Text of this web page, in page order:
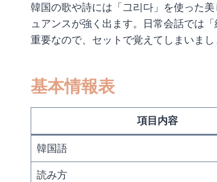
韓国の歌や詩には「그리다」を使った
ュアンスが強く出ます。日常会話では
重要なので、セットで覚えてしまいまし
基本情報表
項目内容
韓国語
読み方